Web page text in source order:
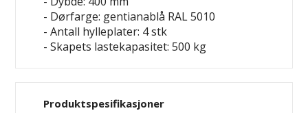
- Dørfarge: gentianablå RAL 5010
- Antall hylleplater: 4 stk
- Skapets lastekapasitet: 500 kg
Produktspesifikasjoner